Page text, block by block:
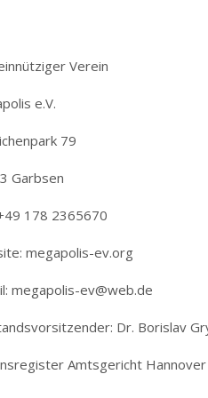
Verein
e.V.
79
Garbsen
178 2365670
megapolis-ev.org
megapolis-ev@web.de
Dr. Borislav
Amtsgericht